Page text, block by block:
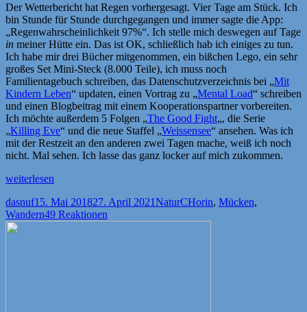
Der Wetterbericht hat Regen vorhergesagt. Vier Tage am Stück. Ich
bin Stunde für Stunde durchgegangen und immer sagte die App:
„Regenwahrscheinlichkeit 97%“. Ich stelle mich deswegen auf Tage
in meiner Hütte ein. Das ist OK, schließlich hab ich einiges zu tun.
Ich habe mir drei Bücher mitgenommen, ein bißchen Lego, ein sehr
großes Set Mini-Steck (8.000 Teile), ich muss noch
Familientagebuch schreiben, das Datenschutzverzeichnis bei „Mit
Kindern Leben“ updaten, einen Vortrag zu „Mental Load“ schreiben
und einen Blogbeitrag mit einem Kooperationspartner vorbereiten.
Ich möchte außerdem 5 Folgen „The Good Fight„, die Serie
„Killing Eve“ und die neue Staffel „Weissensee“ ansehen. Was ich
mit der Restzeit an den anderen zwei Tagen mache, weiß ich noch
nicht. Mal sehen. Ich lasse das ganz locker auf mich zukommen.
„Die
der
Freizeitstress,
die
weiterlesen
Autor
dasnufVeröffentlicht
am
15. Mai 201827. April 2021Kategorien
NaturSchlagwörter
CHorin, Mücken,
Wandern49 Reaktionen